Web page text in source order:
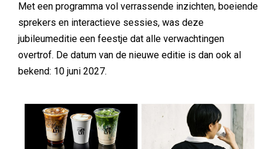
Met een programma vol verrassende inzichten, boeiende
sprekers en interactieve sessies, was deze
jubileumeditie een feestje dat alle verwachtingen
overtrof. De datum van de nieuwe editie is dan ook al
bekend: 10 juni 2027.